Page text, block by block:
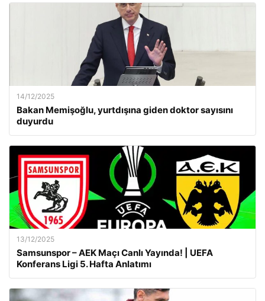
14/12/2025
Bakan Memişoğlu, yurtdışına giden doktor sayısını
duyurdu
13/12/2025
Samsunspor – AEK Maçı Canlı Yayında! | UEFA
Konferans Ligi 5. Hafta Anlatımı